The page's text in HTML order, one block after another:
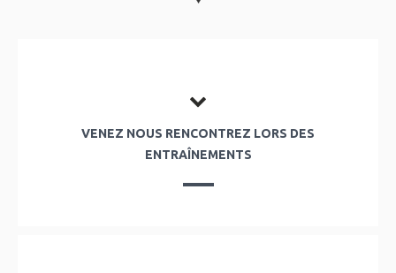
VENEZ NOUS RENCONTREZ LORS DES
ENTRAÎNEMENTS